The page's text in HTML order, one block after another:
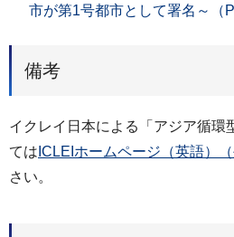
市が第1号都市として署名～（
備考
イクレイ日本による「アジア循環
ては ICLEIホームページ（英語）（
さい。